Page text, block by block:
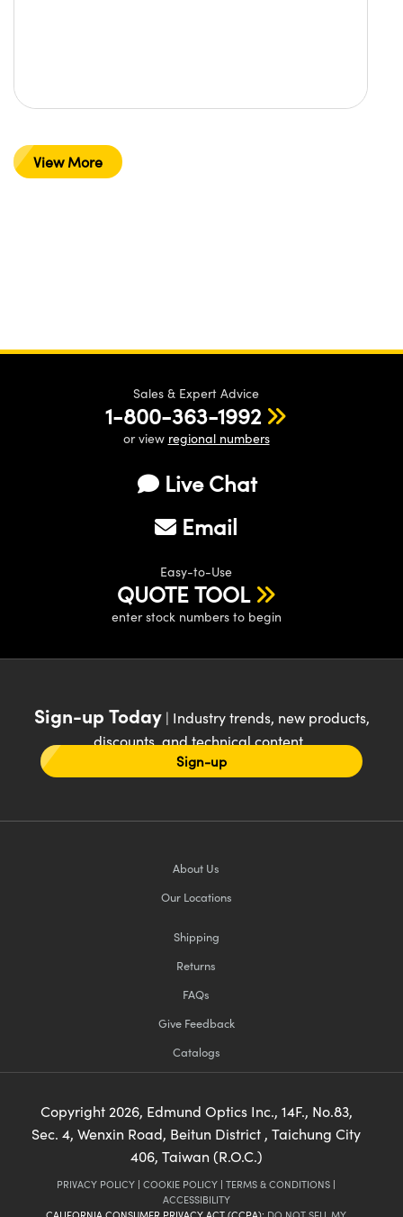
View More
Sales & Expert Advice
1-800-363-1992
or view regional numbers
Live Chat
Email
Easy-to-Use
QUOTE TOOL
enter stock numbers to begin
Sign-up Today| Industry trends, new products,
discounts, and technical content
Sign-up
About Us
Our Locations
Shipping
Returns
FAQs
Give Feedback
Catalogs
Copyright 2026, Edmund Optics Inc., 14F., No.83,
Sec. 4, Wenxin Road, Beitun District , Taichung City
406, Taiwan (R.O.C.)
PRIVACY POLICY | COOKIE POLICY | TERMS & CONDITIONS |
ACCESSIBILITY